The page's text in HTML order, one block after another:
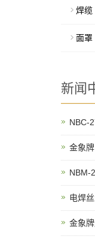
焊缆
面罩
新闻
NBC-
金象
NBM-
电焊
金象